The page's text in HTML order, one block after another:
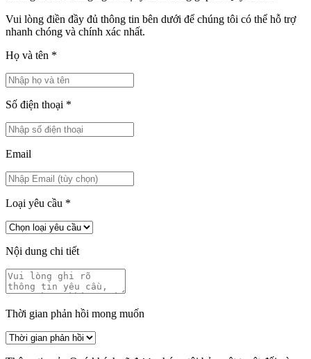
Vui lòng điền đầy đủ thông tin bên dưới để chúng tôi có thể hỗ trợ
nhanh chóng và chính xác nhất.
Họ và tên *
Số điện thoại *
Email
Loại yêu cầu *
Nội dung chi tiết
Thời gian phản hồi mong muốn